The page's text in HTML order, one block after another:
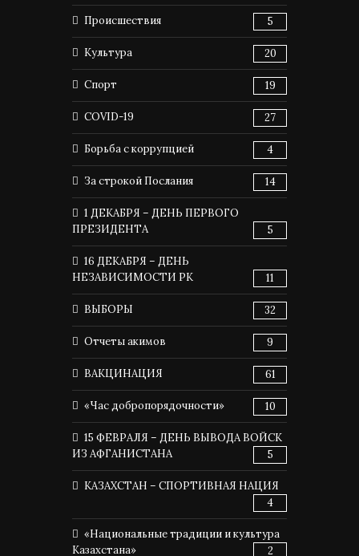
Происшествия 5
Культура 20
Спорт 19
COVID-19 27
Борьба с коррупцией 4
За строкой Послания 14
1 ДЕКАБРЯ – ДЕНЬ ПЕРВОГО
ПРЕЗИДЕНТА
5
16 ДЕКАБРЯ – ДЕНЬ
НЕЗАВИСИМОСТИ РК
11
ВЫБОРЫ 32
Отчеты акимов 9
ВАКЦИНАЦИЯ 61
«Час добропорядочности» 10
15 ФЕВРАЛЯ – ДЕНЬ ВЫВОДА ВОЙСК
ИЗ АФГАНИСТАНА
5
КАЗАХСТАН – СПОРТИВНАЯ НАЦИЯ
4
«Национальные традиции и культура
Казахстана»
2